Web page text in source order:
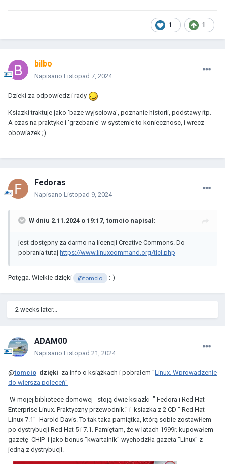
1 1
bilbo
Napisano Listopad 7, 2024
Dzieki za odpowiedz i rady
Ksiazki traktuje jako 'baze wyjsciowa', poznanie historii, podstawy itp.
A czas na praktyke i 'grzebanie' w systemie to koniecznosc, i wrecz
obowiazek ;)
Fedoras
Napisano Listopad 9, 2024
W dniu 2.11.2024 o 19:17, tomcio napisał:
jest dostępny za darmo na licencji Creative Commons. Do
pobrania tutaj https://www.linuxcommand.org/tlcl.php
Potęga. Wielkie dzięki @tomcio :-)
2 weeks later...
ADAM00
Napisano Listopad 21, 2024
@tomcio dzięki za info o książkach i pobrałem "Linux. Wprowadzenie
do wiersza poleceń"
W mojej bibliotece domowej stoją dwie ksiazki " Fedora i Red Hat
Enterprise Linux. Praktyczny przewodnik." i ksiazka z 2 CD " Red Hat
Linux 7.1" -Harold Davis. To tak taka pamiątka, którą sobie zostawiłem
po dystrybucji Red Hat 5 i 7.1. Pamiętam, że w latach 1999r. kupowałem
gazetę CHIP i jako bonus "kwartalnik" wychodziła gazeta "Linux" z
jedną z dystrybucji.